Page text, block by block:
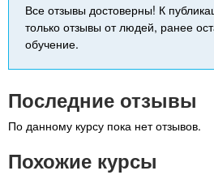
Все отзывы достоверны! К
только отзывы от людей, ранее
обучение.
Последние отзывы
По данному курсу пока нет отзывов.
Похожие курсы